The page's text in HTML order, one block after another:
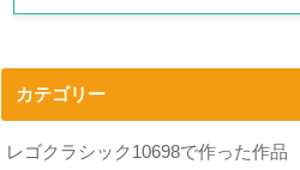
カテゴリー
レゴクラシック10698で作った作品